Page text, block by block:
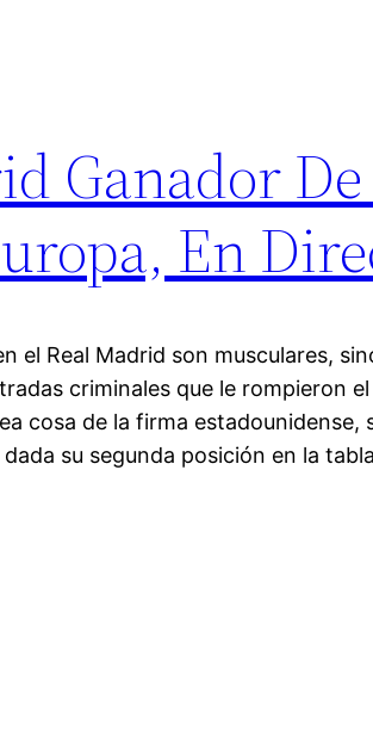
Ganador
En
el Real Madrid son musculares,
criminales que le rompieron
cosa de la firma estadounidense,
su segunda posición en la